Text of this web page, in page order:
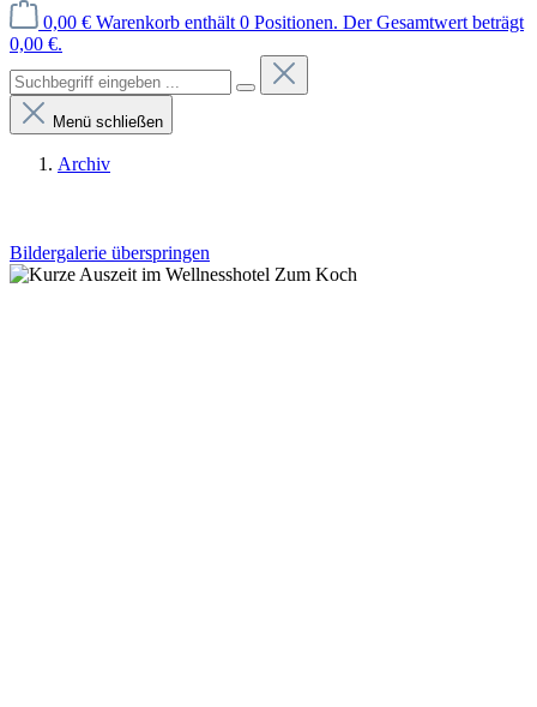
0,00 € Warenkorb enthält 0 Positionen. Der Gesamtwert beträgt
0,00 €.
Menü schließen
Archiv
Bildergalerie überspringen